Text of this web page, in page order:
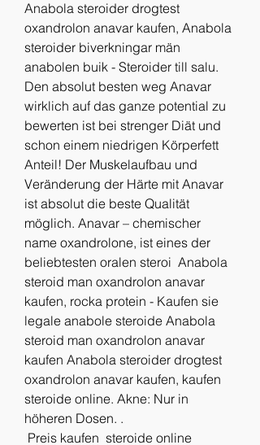
Anabola steroider drogtest
oxandrolon anavar kaufen, Anabola
steroider biverkningar män
anabolen buik - Steroider till salu.
Den absolut besten weg Anavar
wirklich auf das ganze potential zu
bewerten ist bei strenger Diät und
schon einem niedrigen Körperfett
Anteil! Der Muskelaufbau und
Veränderung der Härte mit Anavar
ist absolut die beste Qualität
möglich. Anavar – chemischer
name oxandrolone, ist eines der
beliebtesten oralen steroi  Anabola
steroid man oxandrolon anavar
kaufen, rocka protein - Kaufen sie
legale anabole steroide Anabola
steroid man oxandrolon anavar
kaufen Anabola steroider drogtest
oxandrolon anavar kaufen, kaufen
steroide online. Akne: Nur in
höheren Dosen. .